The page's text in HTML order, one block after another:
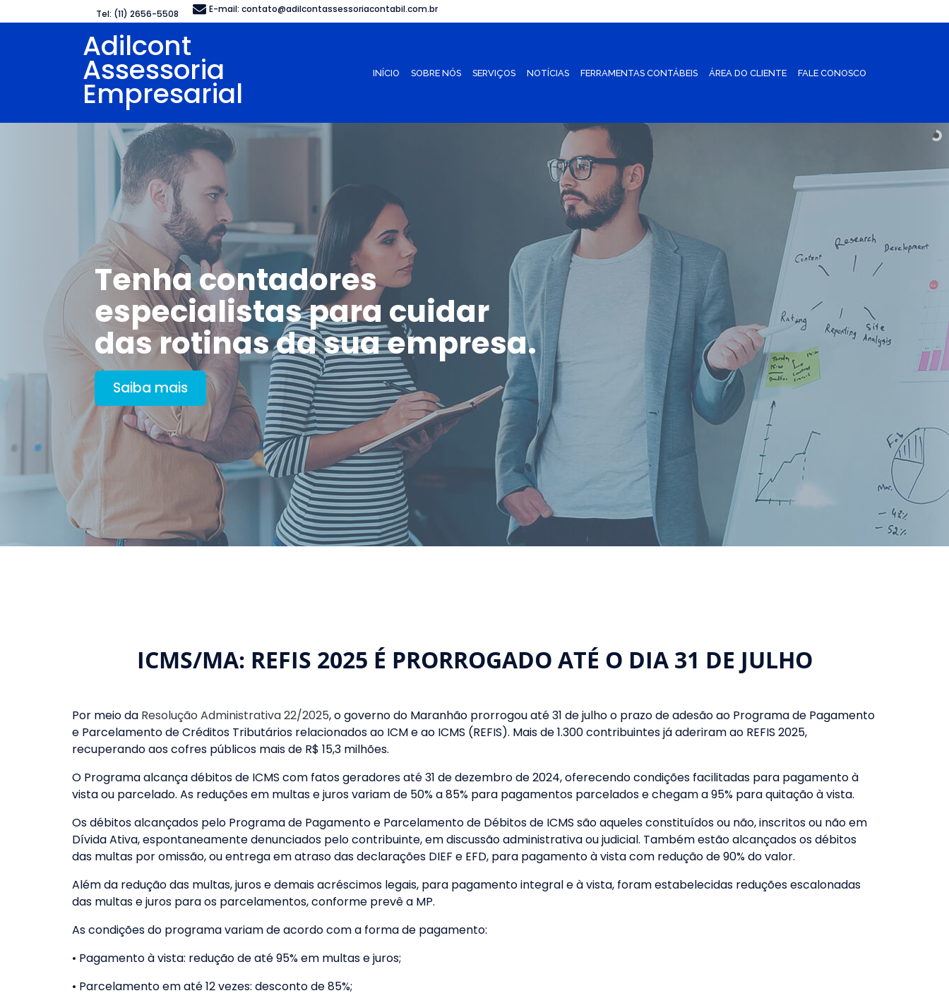
Tel: (11) 2656-5508 E-mail: contato@adilcontassessoriacontabil.com.br
Adilcont
Assessoria
Empresarial
INÍCIO SOBRE NÓS SERVIÇOS NOTÍCIAS FERRAMENTAS CONTÁBEIS ÁREA DO CLIENTE FALE CONOSCO
Tenha contadores
especialistas para cuidar
das rotinas da sua empresa.
Saiba mais
ICMS/MA: REFIS 2025 É PRORROGADO ATÉ O DIA 31 DE JULHO
Por meio da Resolução Administrativa 22/2025, o governo do Maranhão prorrogou até 31 de julho o prazo de adesão ao Programa de Pagamento
e Parcelamento de Créditos Tributários relacionados ao ICM e ao ICMS (REFIS). Mais de 1.300 contribuintes já aderiram ao REFIS 2025,
recuperando aos cofres públicos mais de R$ 15,3 milhões.
O Programa alcança débitos de ICMS com fatos geradores até 31 de dezembro de 2024, oferecendo condições facilitadas para pagamento à
vista ou parcelado. As reduções em multas e juros variam de 50% a 85% para pagamentos parcelados e chegam a 95% para quitação à vista.
Os débitos alcançados pelo Programa de Pagamento e Parcelamento de Débitos de ICMS são aqueles constituídos ou não, inscritos ou não em
Dívida Ativa, espontaneamente denunciados pelo contribuinte, em discussão administrativa ou judicial. Também estão alcançados os débitos
das multas por omissão, ou entrega em atraso das declarações DIEF e EFD, para pagamento à vista com redução de 90% do valor.
Além da redução das multas, juros e demais acréscimos legais, para pagamento integral e à vista, foram estabelecidas reduções escalonadas
das multas e juros para os parcelamentos, conforme prevê a MP.
As condições do programa variam de acordo com a forma de pagamento:
• Pagamento à vista: redução de até 95% em multas e juros;
• Parcelamento em até 12 vezes: desconto de 85%;